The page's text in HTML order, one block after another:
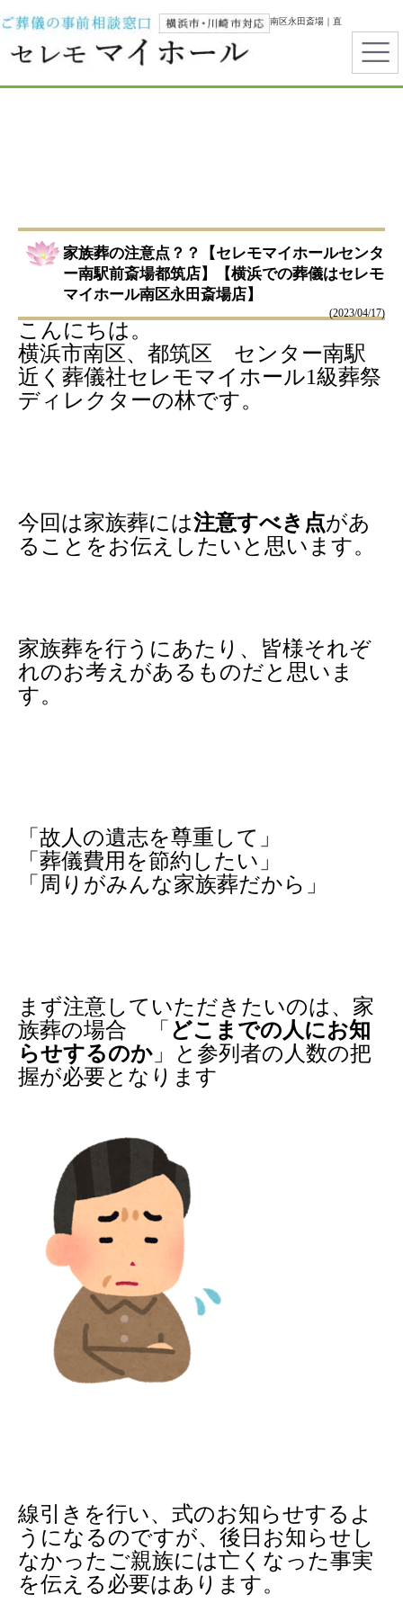
横浜市で葬儀・家族葬ならセレモマイホール｜都筑区センター南・南区永田斎場｜直
葬・一日葬・霊安室完備
家族葬の注意点？？【セレモマイホールセンタ
ー南駅前斎場都筑店】【横浜での葬儀はセレモ
マイホール南区永田斎場店】
(2023/04/17)
こんにちは。
横浜市南区、都筑区 センター南駅
近く葬儀社セレモマイホール1級葬祭
ディレクターの林です。
今回は家族葬には注意すべき点があ
ることをお伝えしたいと思います。
家族葬を行うにあたり、皆様それぞ
れのお考えがあるものだと思いま
す。
「故人の遺志を尊重して」
「葬儀費用を節約したい」
「周りがみんな家族葬だから」
まず注意していただきたいのは、家
族葬の場合 「 どこまでの人にお知
らせするのか 」と参列者の人数の把
握が必要となります
線引きを行い、式のお知らせするよ
うになるのですが、後日お知らせし
なかったご親族には亡くなった事実
を伝える必要はあります。